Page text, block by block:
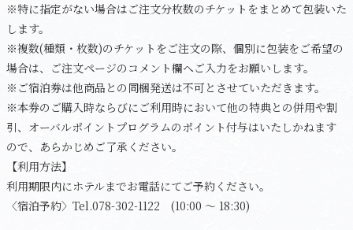
※特に指定がない場合はご注文分枚数のチケットをまとめて包装いた
します。
※複数(種類・枚数)のチケットをご注文の際、個別に包装をご希望の
場合は、ご注文ページのコメント欄へご入力をお願いします。
※ご宿泊券は他商品との同梱発送は不可とさせていただきます。
※本券のご購入時ならびにご利用時において他の特典との併用や割
引、オーバルポイントプログラムのポイント付与はいたしかねます
ので、あらかじめご了承ください。
【利用方法】
利用期限内にホテルまでお電話にてご予約ください。
〈宿泊予約〉Tel.078-302-1122 (10:00 ～ 18:30)